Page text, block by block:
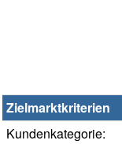
Zielmarktkriterien
Kundenkategorie: